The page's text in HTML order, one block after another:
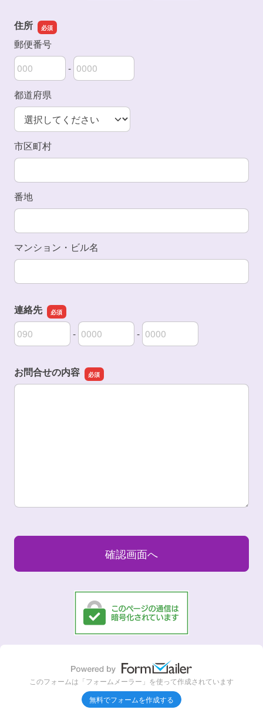
住所
郵便番号
郵便番号の上3桁
-
郵便番号の下4桁
都道府県
市区町村
番地
マンション・ビル名
連絡先
連絡先の市外局番
-
連絡先の市内局番 -
連絡先の加入者番号
お問合せの内容
お問合せの内容
このフォームは「フォームメーラー」を使って作成されています
無料でフォームを作成する